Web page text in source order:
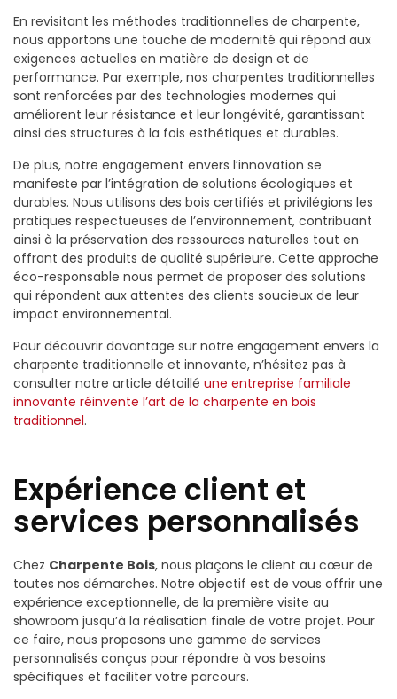
En revisitant les méthodes traditionnelles de charpente,
nous apportons une touche de modernité qui répond aux
exigences actuelles en matière de design et de
performance. Par exemple, nos charpentes traditionnelles
sont renforcées par des technologies modernes qui
améliorent leur résistance et leur longévité, garantissant
ainsi des structures à la fois esthétiques et durables.
De plus, notre engagement envers l’innovation se
manifeste par l’intégration de solutions écologiques et
durables. Nous utilisons des bois certifiés et privilégions les
pratiques respectueuses de l’environnement, contribuant
ainsi à la préservation des ressources naturelles tout en
offrant des produits de qualité supérieure. Cette approche
éco-responsable nous permet de proposer des solutions
qui répondent aux attentes des clients soucieux de leur
impact environnemental.
Pour découvrir davantage sur notre engagement envers la
charpente traditionnelle et innovante, n’hésitez pas à
consulter notre article détaillé une entreprise familiale
innovante réinvente l’art de la charpente en bois
traditionnel.
Expérience client et
services personnalisés
Chez Charpente Bois, nous plaçons le client au cœur de
toutes nos démarches. Notre objectif est de vous offrir une
expérience exceptionnelle, de la première visite au
showroom jusqu’à la réalisation finale de votre projet. Pour
ce faire, nous proposons une gamme de services
personnalisés conçus pour répondre à vos besoins
spécifiques et faciliter votre parcours.